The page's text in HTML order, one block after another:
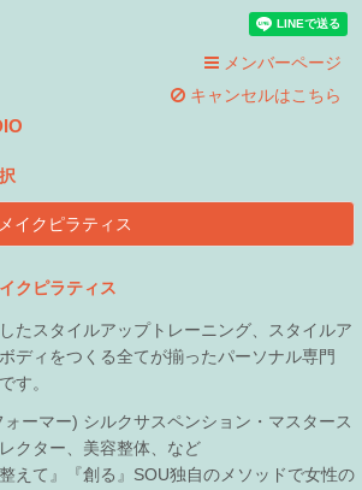
メンバーページ
キャンセルはこちら
イクピラティス
クピラティス
たスタイルアップトレーニング、スタイルア
ディをつくる全てが揃ったパーソナル専門
す。
ーマー) シルクサスペンション・マスタース
クター、美容整体、など
えて』『創る』SOU独自のメソッドで女性の